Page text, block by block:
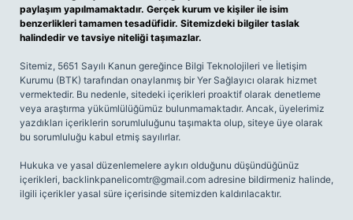
paylaşım yapılmamaktadır. Gerçek kurum ve kişiler ile isim
benzerlikleri tamamen tesadüfidir. Sitemizdeki bilgiler taslak
halindedir ve tavsiye niteliği taşımazlar.
Sitemiz, 5651 Sayılı Kanun gereğince Bilgi Teknolojileri ve İletişim
Kurumu (BTK) tarafından onaylanmış bir Yer Sağlayıcı olarak hizmet
vermektedir. Bu nedenle, sitedeki içerikleri proaktif olarak denetleme
veya araştırma yükümlülüğümüz bulunmamaktadır. Ancak, üyelerimiz
yazdıkları içeriklerin sorumluluğunu taşımakta olup, siteye üye olarak
bu sorumluluğu kabul etmiş sayılırlar.
Hukuka ve yasal düzenlemelere aykırı olduğunu düşündüğünüz
içerikleri, backlinkpanelicomtr@gmail.com adresine bildirmeniz halinde,
ilgili içerikler yasal süre içerisinde sitemizden kaldırılacaktır.